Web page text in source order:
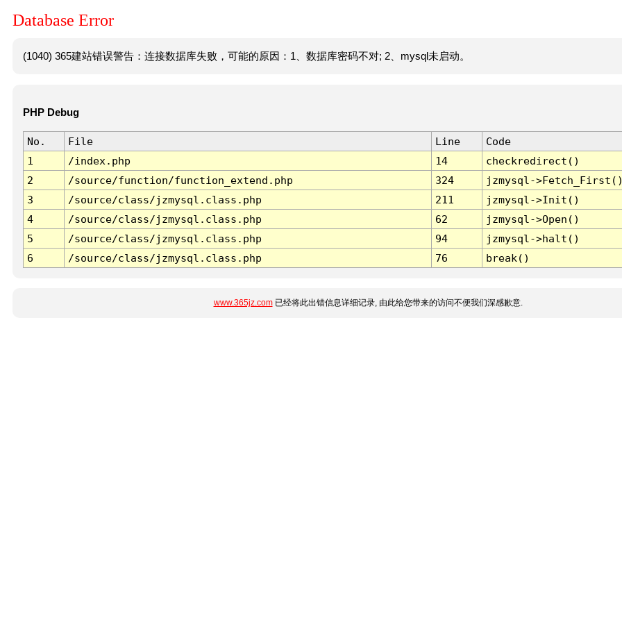
Database Error
(1040) 365建站错误警告：连接数据库失败，可能的原因：1、数据库密码不对; 2、mysql未启动。
PHP Debug
No. File Line
Code
1
/index.php 14
checkredirect()
2
/source/function/function_extend.php 324
jzmysql-
3
/source/class/jzmysql.class.php 211
jzmysql->Init()
4
/source/class/jzmysql.class.php 62
jzmysql->Open()
5
/source/class/jzmysql.class.php 94
jzmysql->halt()
6
/source/class/jzmysql.class.php 76 break()
www.365jz.com已经将此出错信息详细记录, 由此给您带来的访问不便我们深感歉意.